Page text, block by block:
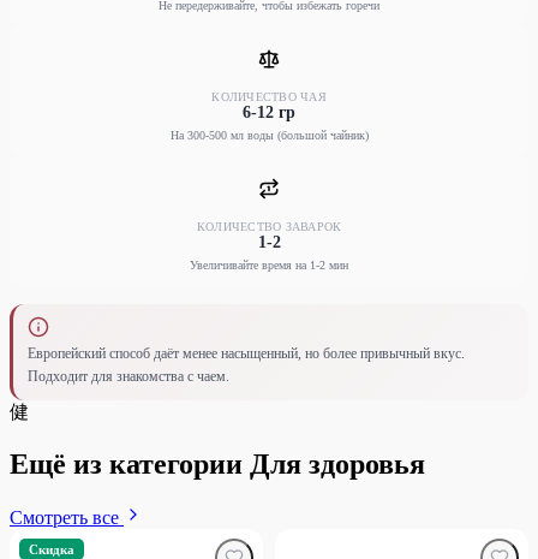
Не передерживайте, чтобы избежать горечи
КОЛИЧЕСТВО ЧАЯ
6-12 гр
На 300-500 мл воды (большой чайник)
КОЛИЧЕСТВО ЗАВАРОК
1-2
Увеличивайте время на 1-2 мин
Европейский способ даёт менее насыщенный, но более привычный вкус.
Подходит для знакомства с чаем.
健
Ещё из категории Для здоровья
Смотреть все
Скидка